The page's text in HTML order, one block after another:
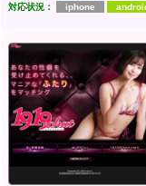
対応状況：
iphone